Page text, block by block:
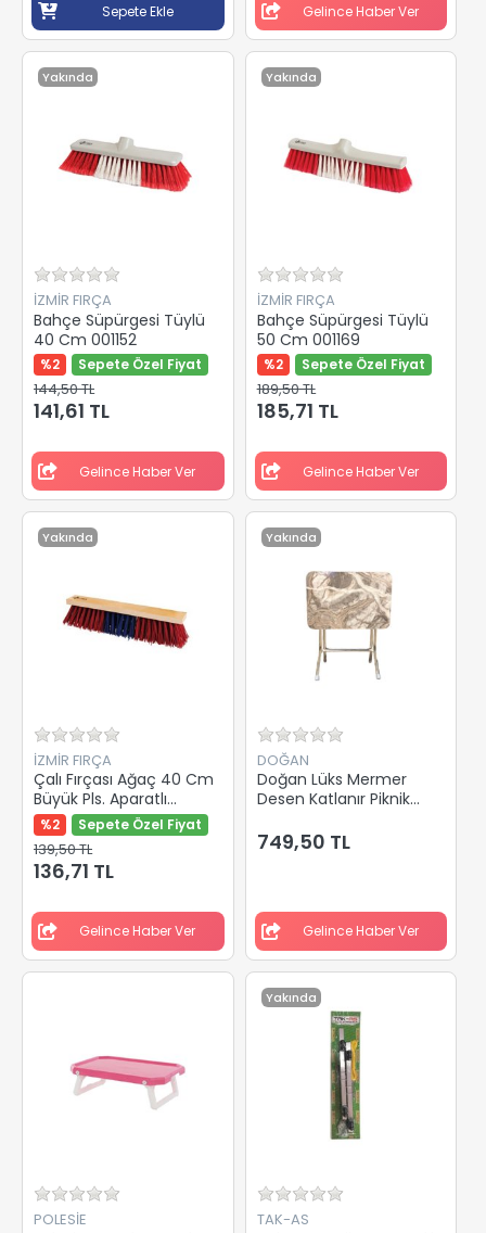
Sepete Ekle Gelince Haber Ver
Yakında
İZMİR FIRÇA
Bahçe Süpürgesi Tüylü
40 Cm 001152
%2 Sepete Özel Fiyat
144,50 TL
141,61 TL
Gelince Haber Ver
Yakında
İZMİR FIRÇA
Bahçe Süpürgesi Tüylü
50 Cm 001169
%2 Sepete Özel Fiyat
189,50 TL
185,71 TL
Gelince Haber Ver
Yakında
İZMİR FIRÇA
Çalı Fırçası Ağaç 40 Cm
Büyük Pls. Aparatlı
001060
%2 Sepete Özel Fiyat
139,50 TL
136,71 TL
Gelince Haber Ver
Yakında
DOĞAN
Doğan Lüks Mermer
Desen Katlanır Piknik
749,50 TL
Gelince Haber Ver
POLESİE
Yakında
TAK-AS